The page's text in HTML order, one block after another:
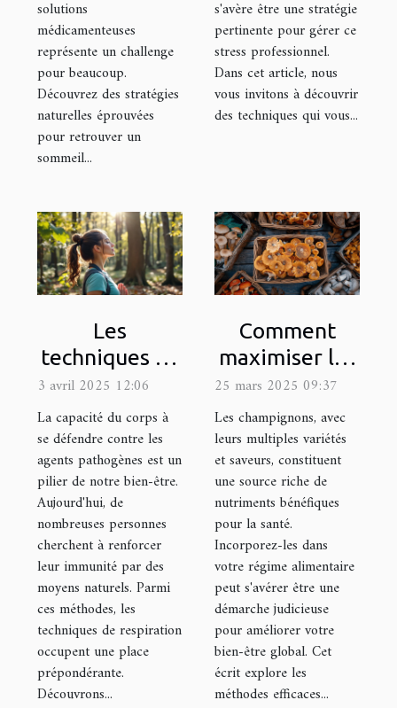
solutions
médicamenteuses
représente un challenge
pour beaucoup.
Découvrez des stratégies
naturelles éprouvées
pour retrouver un
sommeil...
s'avère être une stratégie
pertinente pour gérer ce
stress professionnel.
Dans cet article, nous
vous invitons à découvrir
des techniques qui vous...
Les
techniques de
respiration
pour booster
l'immunité
naturelle du
corps
3 avril 2025 12:06
La capacité du corps à
se défendre contre les
agents pathogènes est un
pilier de notre bien-être.
Aujourd'hui, de
nombreuses personnes
cherchent à renforcer
leur immunité par des
moyens naturels. Parmi
ces méthodes, les
techniques de respiration
occupent une place
prépondérante.
Découvrons...
Comment
maximiser les
bienfaits
santé des
champignons
dans votre
alimentation
25 mars 2025 09:37
Les champignons, avec
leurs multiples variétés
et saveurs, constituent
une source riche de
nutriments bénéfiques
pour la santé.
Incorporez-les dans
votre régime alimentaire
peut s'avérer être une
démarche judicieuse
pour améliorer votre
bien-être global. Cet
écrit explore les
méthodes efficaces...